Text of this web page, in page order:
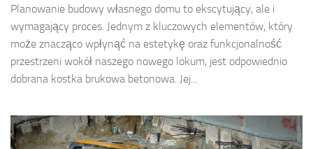
Planowanie budowy własnego domu to ekscytujący, ale i
wymagający proces. Jednym z kluczowych elementów, który
może znacząco wpłynąć na estetykę oraz funkcjonalność
przestrzeni wokół naszego nowego lokum, jest odpowiednio
dobrana kostka brukowa betonowa. Jej...